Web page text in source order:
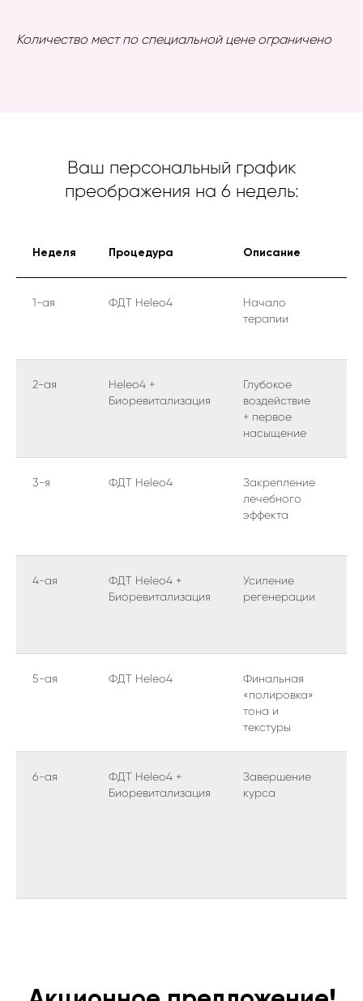
Количество мест по специальной цене ограничено
Ваш персональный график
преображения на 6 недель:
Неделя Процедура Описание
1-ая ФДТ Heleo4
Начало
терапии
2-ая
Heleo4 +
Биоревитализация
Глубокое
воздействие
+ первое
насыщение
3-я ФДТ Heleo4
Закрепление
лечебного
эффекта
4-ая
ФДТ Heleo4 +
Биоревитализация
Усиление
регенерации
5-ая ФДТ Heleo4
Финальная
«полировка»
тона и
текстуры
6-ая
ФДТ Heleo4 +
Биоревитализация
Завершение
курса